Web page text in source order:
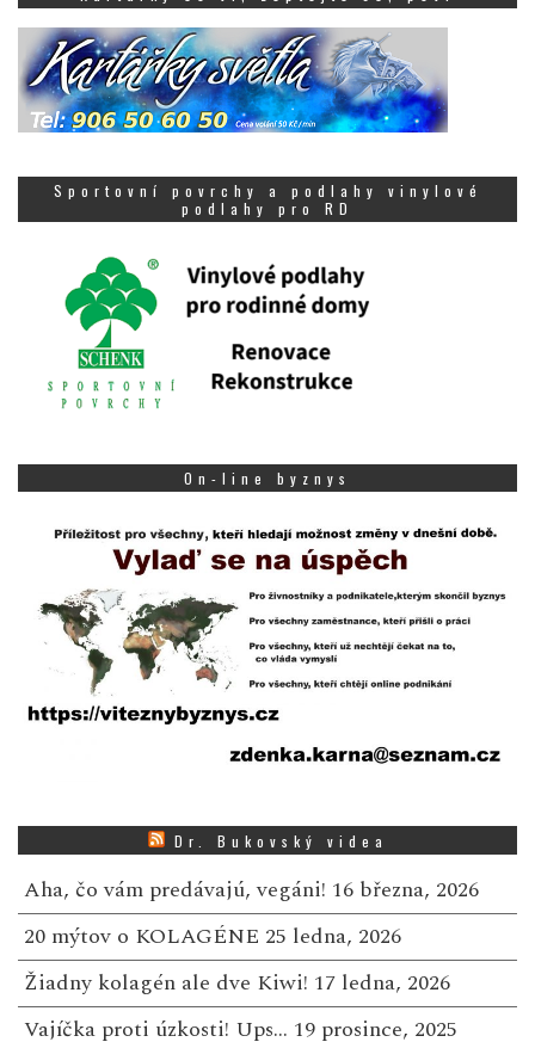
Sportovní povrchy a podlahy vinylové
podlahy pro RD
On-line byznys
Dr. Bukovský videa
Aha, čo vám predávajú, vegáni! 16 března, 2026
20 mýtov o KOLAGÉNE 25 ledna, 2026
Žiadny kolagén ale dve Kiwi! 17 ledna, 2026
Vajíčka proti úzkosti! Ups… 19 prosince, 2025